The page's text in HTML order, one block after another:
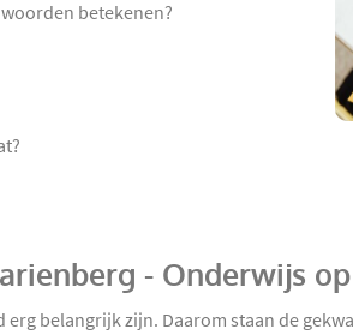
betekenen?
- Onderwijs
belangrijk zijn. Daarom staan de